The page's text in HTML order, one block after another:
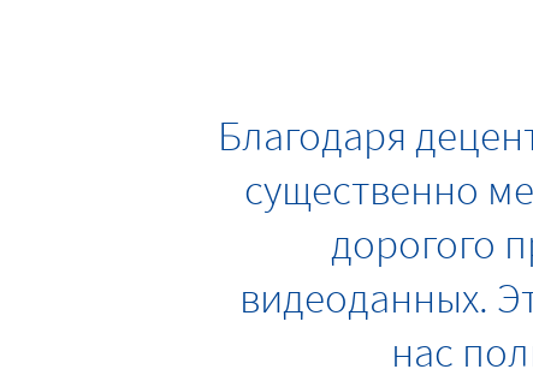
Благодаря
существенно
дорогого
видеоданных.
нас